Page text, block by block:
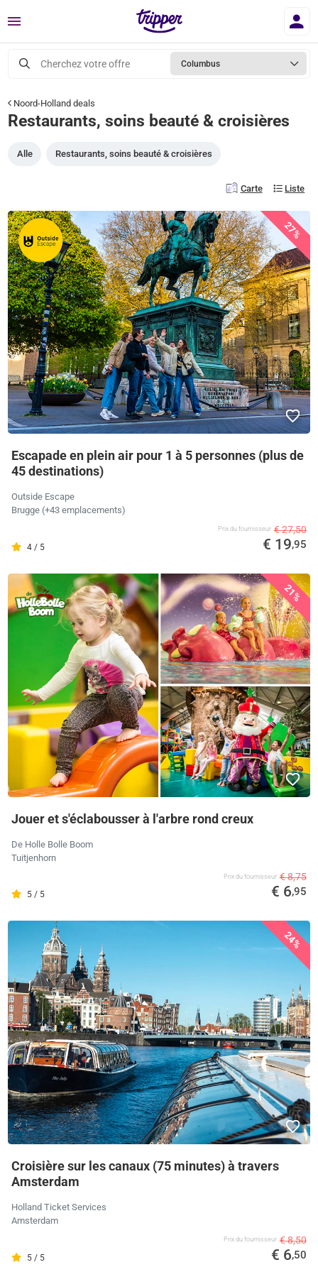
Menu
Cherchez votre offre Columbus
Noord-Holland deals
Restaurants, soins beauté & croisières
Alle Restaurants, soins beauté & croisières
Carte Liste
27%
Escapade en plein air pour 1 à 5 personnes (plus de
45 destinations)
Outside Escape
Brugge (+43 emplacements)
4 / 5
Prix ​​du fournisseur € 27,50
€ 19,95
21%
Jouer et s'éclabousser à l'arbre rond creux
De Holle Bolle Boom
Tuitjenhorn
5 / 5
Prix ​​du fournisseur € 8,75
€ 6,95
24%
Croisière sur les canaux (75 minutes) à travers
Amsterdam
Holland Ticket Services
Amsterdam
5 / 5
Prix ​​du fournisseur € 8,50
€ 6,50